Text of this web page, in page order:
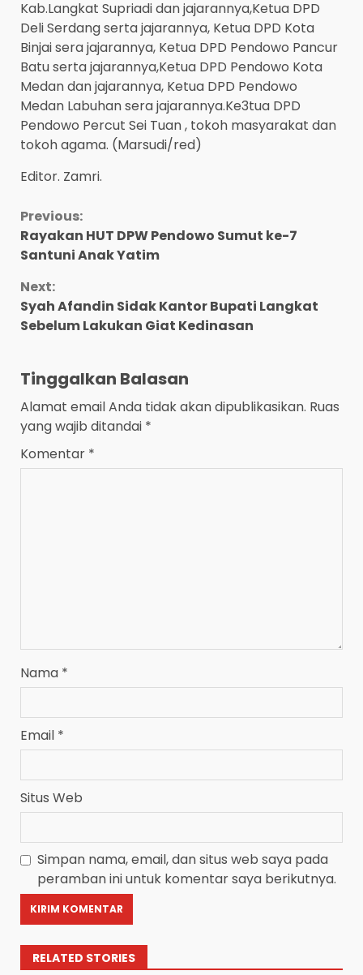
Kab.Langkat Supriadi dan jajarannya,Ketua DPD
Deli Serdang serta jajarannya, Ketua DPD Kota
Binjai sera jajarannya, Ketua DPD Pendowo Pancur
Batu serta jajarannya,Ketua DPD Pendowo Kota
Medan dan jajarannya, Ketua DPD Pendowo
Medan Labuhan sera jajarannya.Ke3tua DPD
Pendowo Percut Sei Tuan , tokoh masyarakat dan
tokoh agama. (Marsudi/red)
Editor. Zamri.
Continue
Reading
Previous:
Rayakan HUT DPW Pendowo Sumut ke-7
Santuni Anak Yatim
Next:
Syah Afandin Sidak Kantor Bupati Langkat
Sebelum Lakukan Giat Kedinasan
Tinggalkan Balasan
Alamat email Anda tidak akan dipublikasikan. Ruas
yang wajib ditandai *
Komentar *
Nama *
Email *
Situs Web
Simpan nama, email, dan situs web saya pada
peramban ini untuk komentar saya berikutnya.
RELATED STORIES